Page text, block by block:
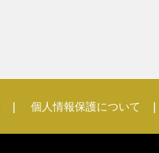
個人情報保護について